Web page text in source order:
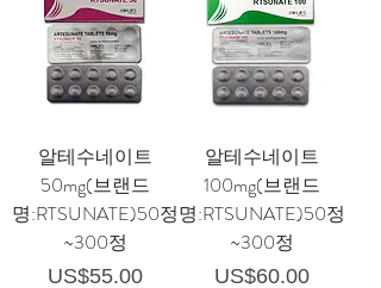
알테수네이트
50mg(브랜드
명:RTSUNATE)50정
~300정
가격
US$55.00
알테수네이트
100mg(브랜드
명:RTSUNATE)50정
~300정
가격
US$60.00